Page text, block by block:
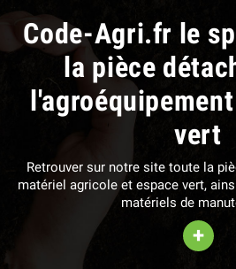
Code-Agri.fr le
la pièce
vert
Retrouver sur notre site toute la
matériel agricole et espace vert,
matériels de
+